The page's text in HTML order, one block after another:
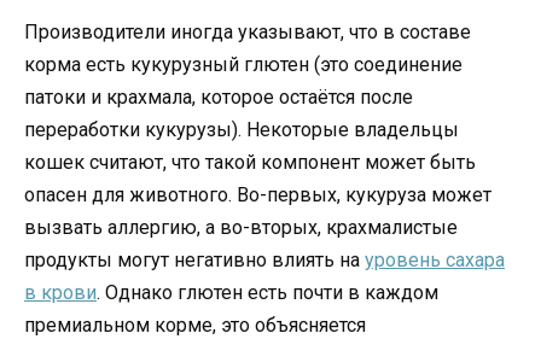
Производители иногда указывают, что в составе
корма есть кукурузный глютен (это соединение
патоки и крахмала, которое остаётся после
переработки кукурузы). Некоторые владельцы
кошек считают, что такой компонент может быть
опасен для животного. Во-первых, кукуруза может
вызвать аллергию, а во-вторых, крахмалистые
продукты могут негативно влиять на уровень сахара
в крови. Однако глютен есть почти в каждом
премиальном корме, это объясняется